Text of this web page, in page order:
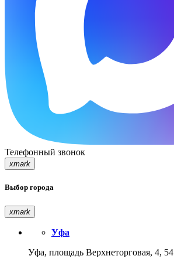
Телефонный звонок
xmark
Выбор города
xmark
Уфа
Уфа, площадь Верхнеторговая, 4, 54